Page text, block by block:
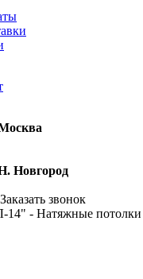
Новгород
Заказать звонок
- Натяжные потолки